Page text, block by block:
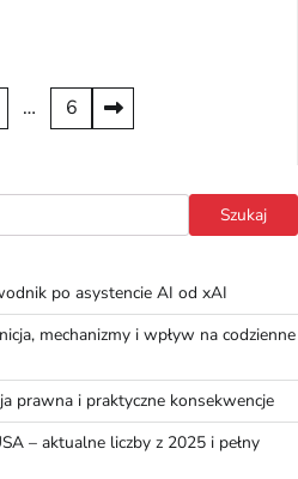
… 6
Szukaj
po asystencie AI od xAI
mechanizmy i wpływ na codzienne
prawna i praktyczne konsekwencje
– aktualne liczby z 2025 i pełny